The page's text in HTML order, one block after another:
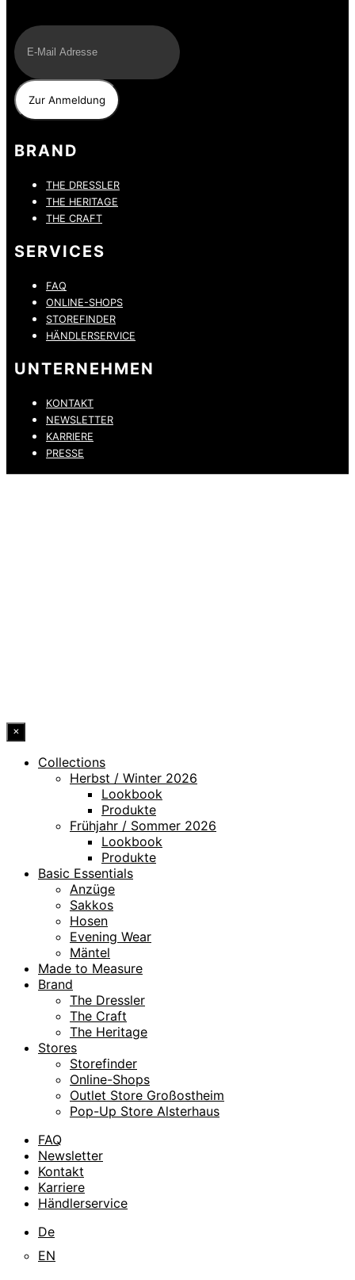
BRAND
THE DRESSLER
THE HERITAGE
THE CRAFT
SERVICES
FAQ
ONLINE-SHOPS
STOREFINDER
HÄNDLERSERVICE
UNTERNEHMEN
KONTAKT
NEWSLETTER
KARRIERE
PRESSE
×
Collections
Herbst / Winter 2026
Lookbook
Produkte
Frühjahr / Sommer 2026
Lookbook
Produkte
Basic Essentials
Anzüge
Sakkos
Hosen
Evening Wear
Mäntel
Made to Measure
Brand
The Dressler
The Craft
The Heritage
Stores
Storefinder
Online-Shops
Outlet Store Großostheim
Pop-Up Store Alsterhaus
FAQ
Newsletter
Kontakt
Karriere
Händlerservice
De
EN